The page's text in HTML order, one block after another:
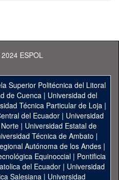
ESPOL
Superior Politécnica del Litoral
de Cuenca| Universidad del
Técnica Particular de Loja|
del Ecuador| Universidad
| Universidad Estatal de
Técnica de Ambato |
Autónoma de los Andes|
Equinoccial| Pontificia
del Ecuador | Universidad
Salesiana | Universidad